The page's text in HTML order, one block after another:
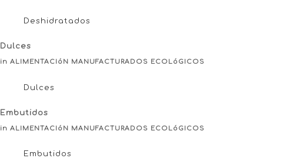
Deshidratados
Dulces
in ALIMENTACIóN MANUFACTURADOS ECOLóGICOS
Dulces
Embutidos
in ALIMENTACIóN MANUFACTURADOS ECOLóGICOS
Embutidos